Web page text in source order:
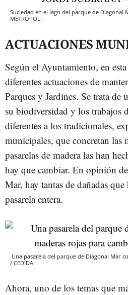
Suciedad en el lago del parque de Diagonal
METRÓPOLI
ACTUACIONES
Según el Ayuntamiento, en
diferentes actuaciones de
Parques y Jardines. Se trata
su biodiversidad y los trabajos
diferentes a los tradicionales,
municipales, que concretan las
pasarelas de madera las han
hay que cambiar. En opinión
Mar, hay tantas de dañadas
pasarela entera.
Una pasarela del parque de Diagonal Mar
/ CEDIDA
Ahora, uno de los temas que